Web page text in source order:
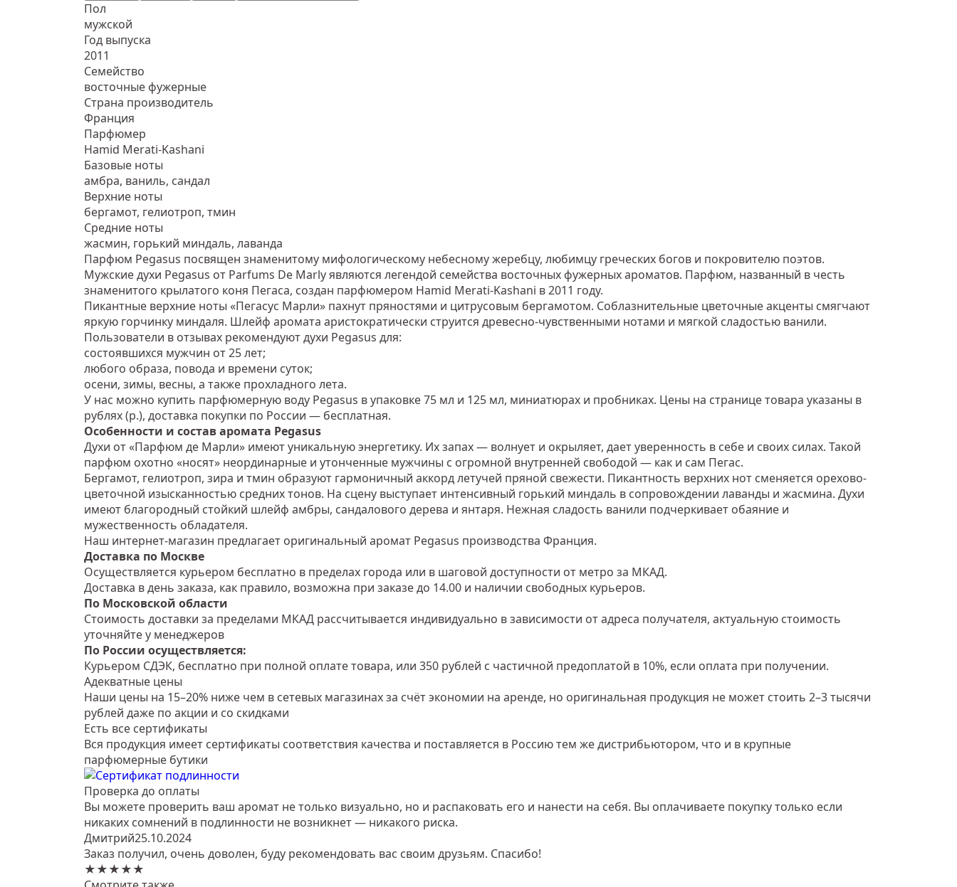
Пол
мужской
Год выпуска
2011
Семейство
восточные фужерные
Страна производитель
Франция
Парфюмер
Hamid Merati-Kashani
Базовые ноты
амбра, ваниль, сандал
Верхние ноты
бергамот, гелиотроп, тмин
Средние ноты
жасмин, горький миндаль, лаванда
Парфюм Pegasus посвящен знаменитому мифологическому небесному жеребцу, любимцу греческих богов и покровителю поэтов.
Мужские духи Pegasus от Parfums De Marly являются легендой семейства восточных фужерных ароматов. Парфюм, названный в честь
знаменитого крылатого коня Пегаса, создан парфюмером Hamid Merati-Kashani в 2011 году.
Пикантные верхние ноты «Пегасус Марли» пахнут пряностями и цитрусовым бергамотом. Соблазнительные цветочные акценты смягчают
яркую горчинку миндаля. Шлейф аромата аристократически струится древесно-чувственными нотами и мягкой сладостью ванили.
Пользователи в отзывах рекомендуют духи Pegasus для:
состоявшихся мужчин от 25 лет;
любого образа, повода и времени суток;
осени, зимы, весны, а также прохладного лета.
У нас можно купить парфюмерную воду Pegasus в упаковке 75 мл и 125 мл, миниатюрах и пробниках. Цены на странице товара указаны в
рублях (р.), доставка покупки по России — бесплатная.
Особенности и состав аромата Pegasus
Духи от «Парфюм де Марли» имеют уникальную энергетику. Их запах — волнует и окрыляет, дает уверенность в себе и своих силах. Такой
парфюм охотно «носят» неординарные и утонченные мужчины с огромной внутренней свободой — как и сам Пегас.
Бергамот, гелиотроп, зира и тмин образуют гармоничный аккорд летучей пряной свежести. Пикантность верхних нот сменяется орехово-
цветочной изысканностью средних тонов. На сцену выступает интенсивный горький миндаль в сопровождении лаванды и жасмина. Духи
имеют благородный стойкий шлейф амбры, сандалового дерева и янтаря. Нежная сладость ванили подчеркивает обаяние и
мужественность обладателя.
Наш интернет-магазин предлагает оригинальный аромат Pegasus производства Франция.
Доставка по Москве
Осуществляется курьером бесплатно в пределах города или в шаговой доступности от метро за МКАД.
Доставка в день заказа, как правило, возможна при заказе до 14.00 и наличии свободных курьеров.
По Московской области
Стоимость доставки за пределами МКАД рассчитывается индивидуально в зависимости от адреса получателя, актуальную стоимость
уточняйте у менеджеров
По России осуществляется:
Курьером СДЭК, бесплатно при полной оплате товара, или 350 рублей с частичной предоплатой в 10%, если оплата при получении.
Адекватные цены
Наши цены на 15–20% ниже чем в сетевых магазинах за счёт экономии на аренде, но оригинальная продукция не может стоить 2–3 тысячи
рублей даже по акции и со скидками
Есть все сертификаты
Вся продукция имеет сертификаты соответствия качества и поставляется в Россию тем же дистрибьютором, что и в крупные
парфюмерные бутики
Проверка до оплаты
Вы можете проверить ваш аромат не только визуально, но и распаковать его и нанести на себя. Вы оплачиваете покупку только если
никаких сомнений в подлинности не возникнет — никакого риска.
Дмитрий25.10.2024
Заказ получил, очень доволен, буду рекомендовать вас своим друзьям. Спасибо!
★★★★★